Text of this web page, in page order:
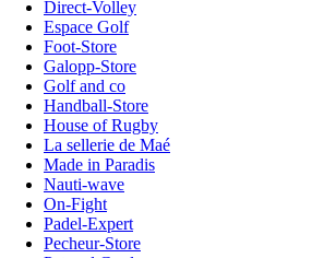
Direct-Volley
Espace Golf
Foot-Store
Galopp-Store
Golf and co
Handball-Store
House of Rugby
La sellerie de Maé
Made in Paradis
Nauti-wave
On-Fight
Padel-Expert
Pecheur-Store